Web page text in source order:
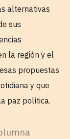
alternativas
sus
la región y el
propuestas
y que
paz política.